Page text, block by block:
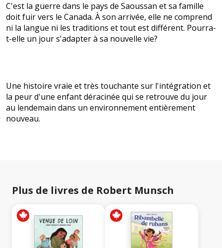
C'est la guerre dans le pays de Saoussan et sa famille
doit fuir vers le Canada. À son arrivée, elle ne comprend
ni la langue ni les traditions et tout est différent. Pourra-
t-elle un jour s'adapter à sa nouvelle vie?
Une histoire vraie et très touchante sur l'intégration et
la peur d'une enfant déracinée qui se retrouve du jour
au lendemain dans un environnement entièrement
nouveau.
Plus de livres de Robert Munsch